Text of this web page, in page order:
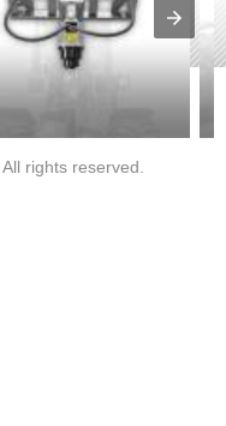
rights reserved.